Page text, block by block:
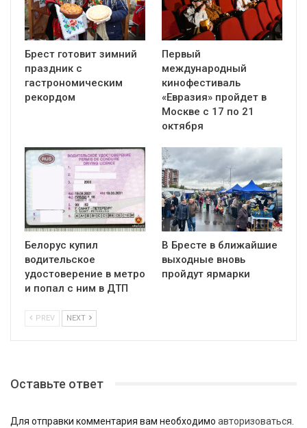
Брест готовит зимний
праздник с
гастрономическим
рекордом
Первый
международный
кинофестиваль
«Евразия» пройдет в
Москве с 17 по 21
октября
Белорус купил
водительское
удостоверение в метро
и попал с ним в ДТП
В Бресте в ближайшие
выходные вновь
пройдут ярмарки
PREV NEXT
Оставьте ответ
Для отправки комментария вам необходимо авторизоваться